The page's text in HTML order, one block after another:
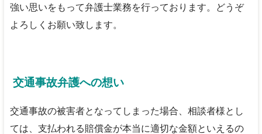
強い思いをもって弁護士業務を行っております。どうぞ
よろしくお願い致します。
交通事故弁護への想い
交通事故の被害者となってしまった場合、相談者様とし
ては、支払われる賠償金が本当に適切な金額といえるの